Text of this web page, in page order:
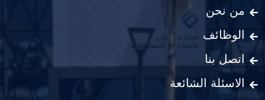
من نحن
الوظائف
اتصل بنا
الاسئلة الشائعة